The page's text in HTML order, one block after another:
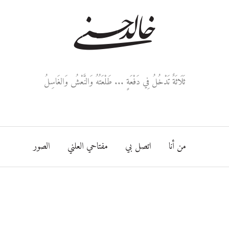
خالد حسني
ثَلَاثَةٌ تَدْخُلُ فِي دَفْعَةٍ ... طَلْعَتُهُ وَالنَّعْشُ وَالغَاسِلُ
من أنا اتصل بي مفتاحي العلني الصور